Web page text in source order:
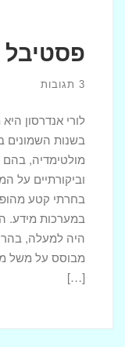
3 תגובות
לורי אנדרסון
בשנות השמונים
מולטימדיה,
וביקורתיים על
בחרתי קטע
במערכות מידע.
היה למעלה,
מבוסס על משל
[…]